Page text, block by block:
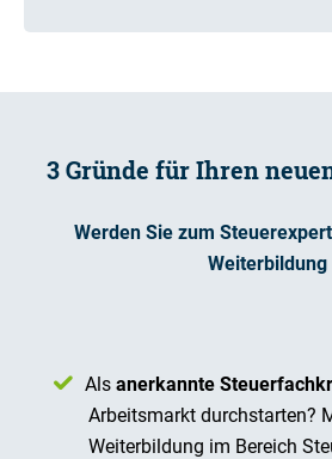
3 Gründe für Ihren
Werden Sie zum
Weiterbildung
Als anerkannte
Arbeitsmarkt durchstarten?
Weiterbildung im Bereich